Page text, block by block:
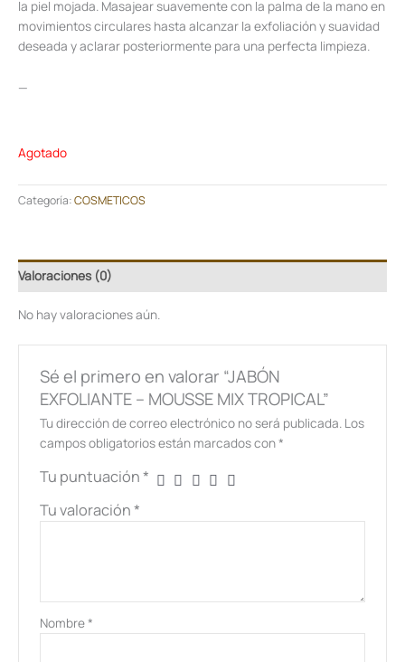
la piel mojada. Masajear suavemente con la palma de la mano en
movimientos circulares hasta alcanzar la exfoliación y suavidad
deseada y aclarar posteriormente para una perfecta limpieza.
—
Agotado
Categoría:COSMETICOS
Valoraciones (0)
No hay valoraciones aún.
Sé el primero en valorar “JABÓN
EXFOLIANTE – MOUSSE MIX TROPICAL”
Tu dirección de correo electrónico no será publicada. Los
campos obligatorios están marcados con*
Tu puntuación*
Tu valoración*
Nombre*